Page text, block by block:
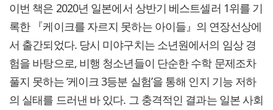
이번 책은 2020년 일본에서 상반기 베스트셀러 1위를 기
록한 『케이크를 자르지 못하는 아이들』의 연장선상에
서 출간되었다. 당시 미야구치는 소년원에서의 임상 경
험을 바탕으로, 비행 청소년들이 단순한 수학 문제조차
풀지 못하는 ‘케이크 3등분 실험’을 통해 인지 기능 저하
의 실태를 드러낸 바 있다. 그 충격적인 결과는 일본 사회